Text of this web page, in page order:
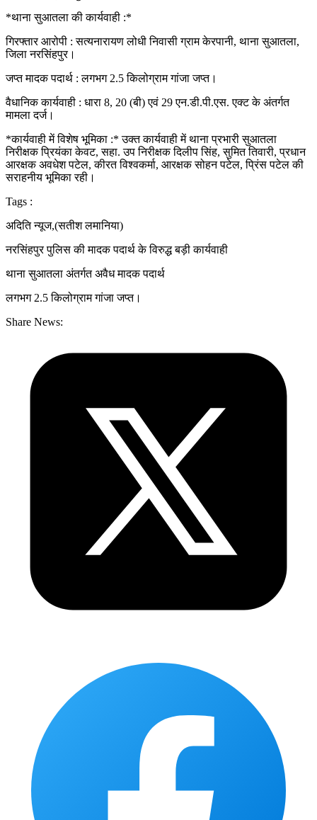
*थाना सुआतला की कार्यवाही :*
गिरफ्तार आरोपी : सत्यनारायण लोधी निवासी ग्राम केरपानी, थाना सुआतला,
जिला नरसिंहपुर।
जप्त मादक पदार्थ : लगभग 2.5 किलोग्राम गांजा जप्त।
वैधानिक कार्यवाही : धारा 8, 20 (बी) एवं 29 एन.डी.पी.एस. एक्ट के अंतर्गत
मामला दर्ज।
*कार्यवाही में विशेष भूमिका :* उक्त कार्यवाही में थाना प्रभारी सुआतला
निरीक्षक प्रियंका केवट, सहा. उप निरीक्षक दिलीप सिंह, सुमित तिवारी, प्रधान
आरक्षक अवधेश पटेल, कीरत विश्वकर्मा, आरक्षक सोहन पटेल, प्रिंस पटेल की
सराहनीय भूमिका रही।
Tags :
अदिति न्यूज,(सतीश लमानिया)
नरसिंहपुर पुलिस की मादक पदार्थ के विरुद्ध बड़ी कार्यवाही
थाना सुआतला अंतर्गत अवैध मादक पदार्थ
लगभग 2.5 किलोग्राम गांजा जप्त।
Share News: